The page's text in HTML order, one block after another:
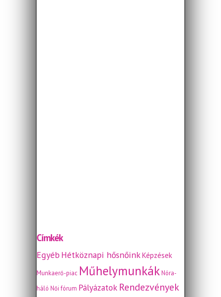
Címkék
EgyébHétköznapi hősnőinkKépzések
Munkaerő-piac MűhelymunkákNóra-
háló Női fórum Pályázatok Rendezvények